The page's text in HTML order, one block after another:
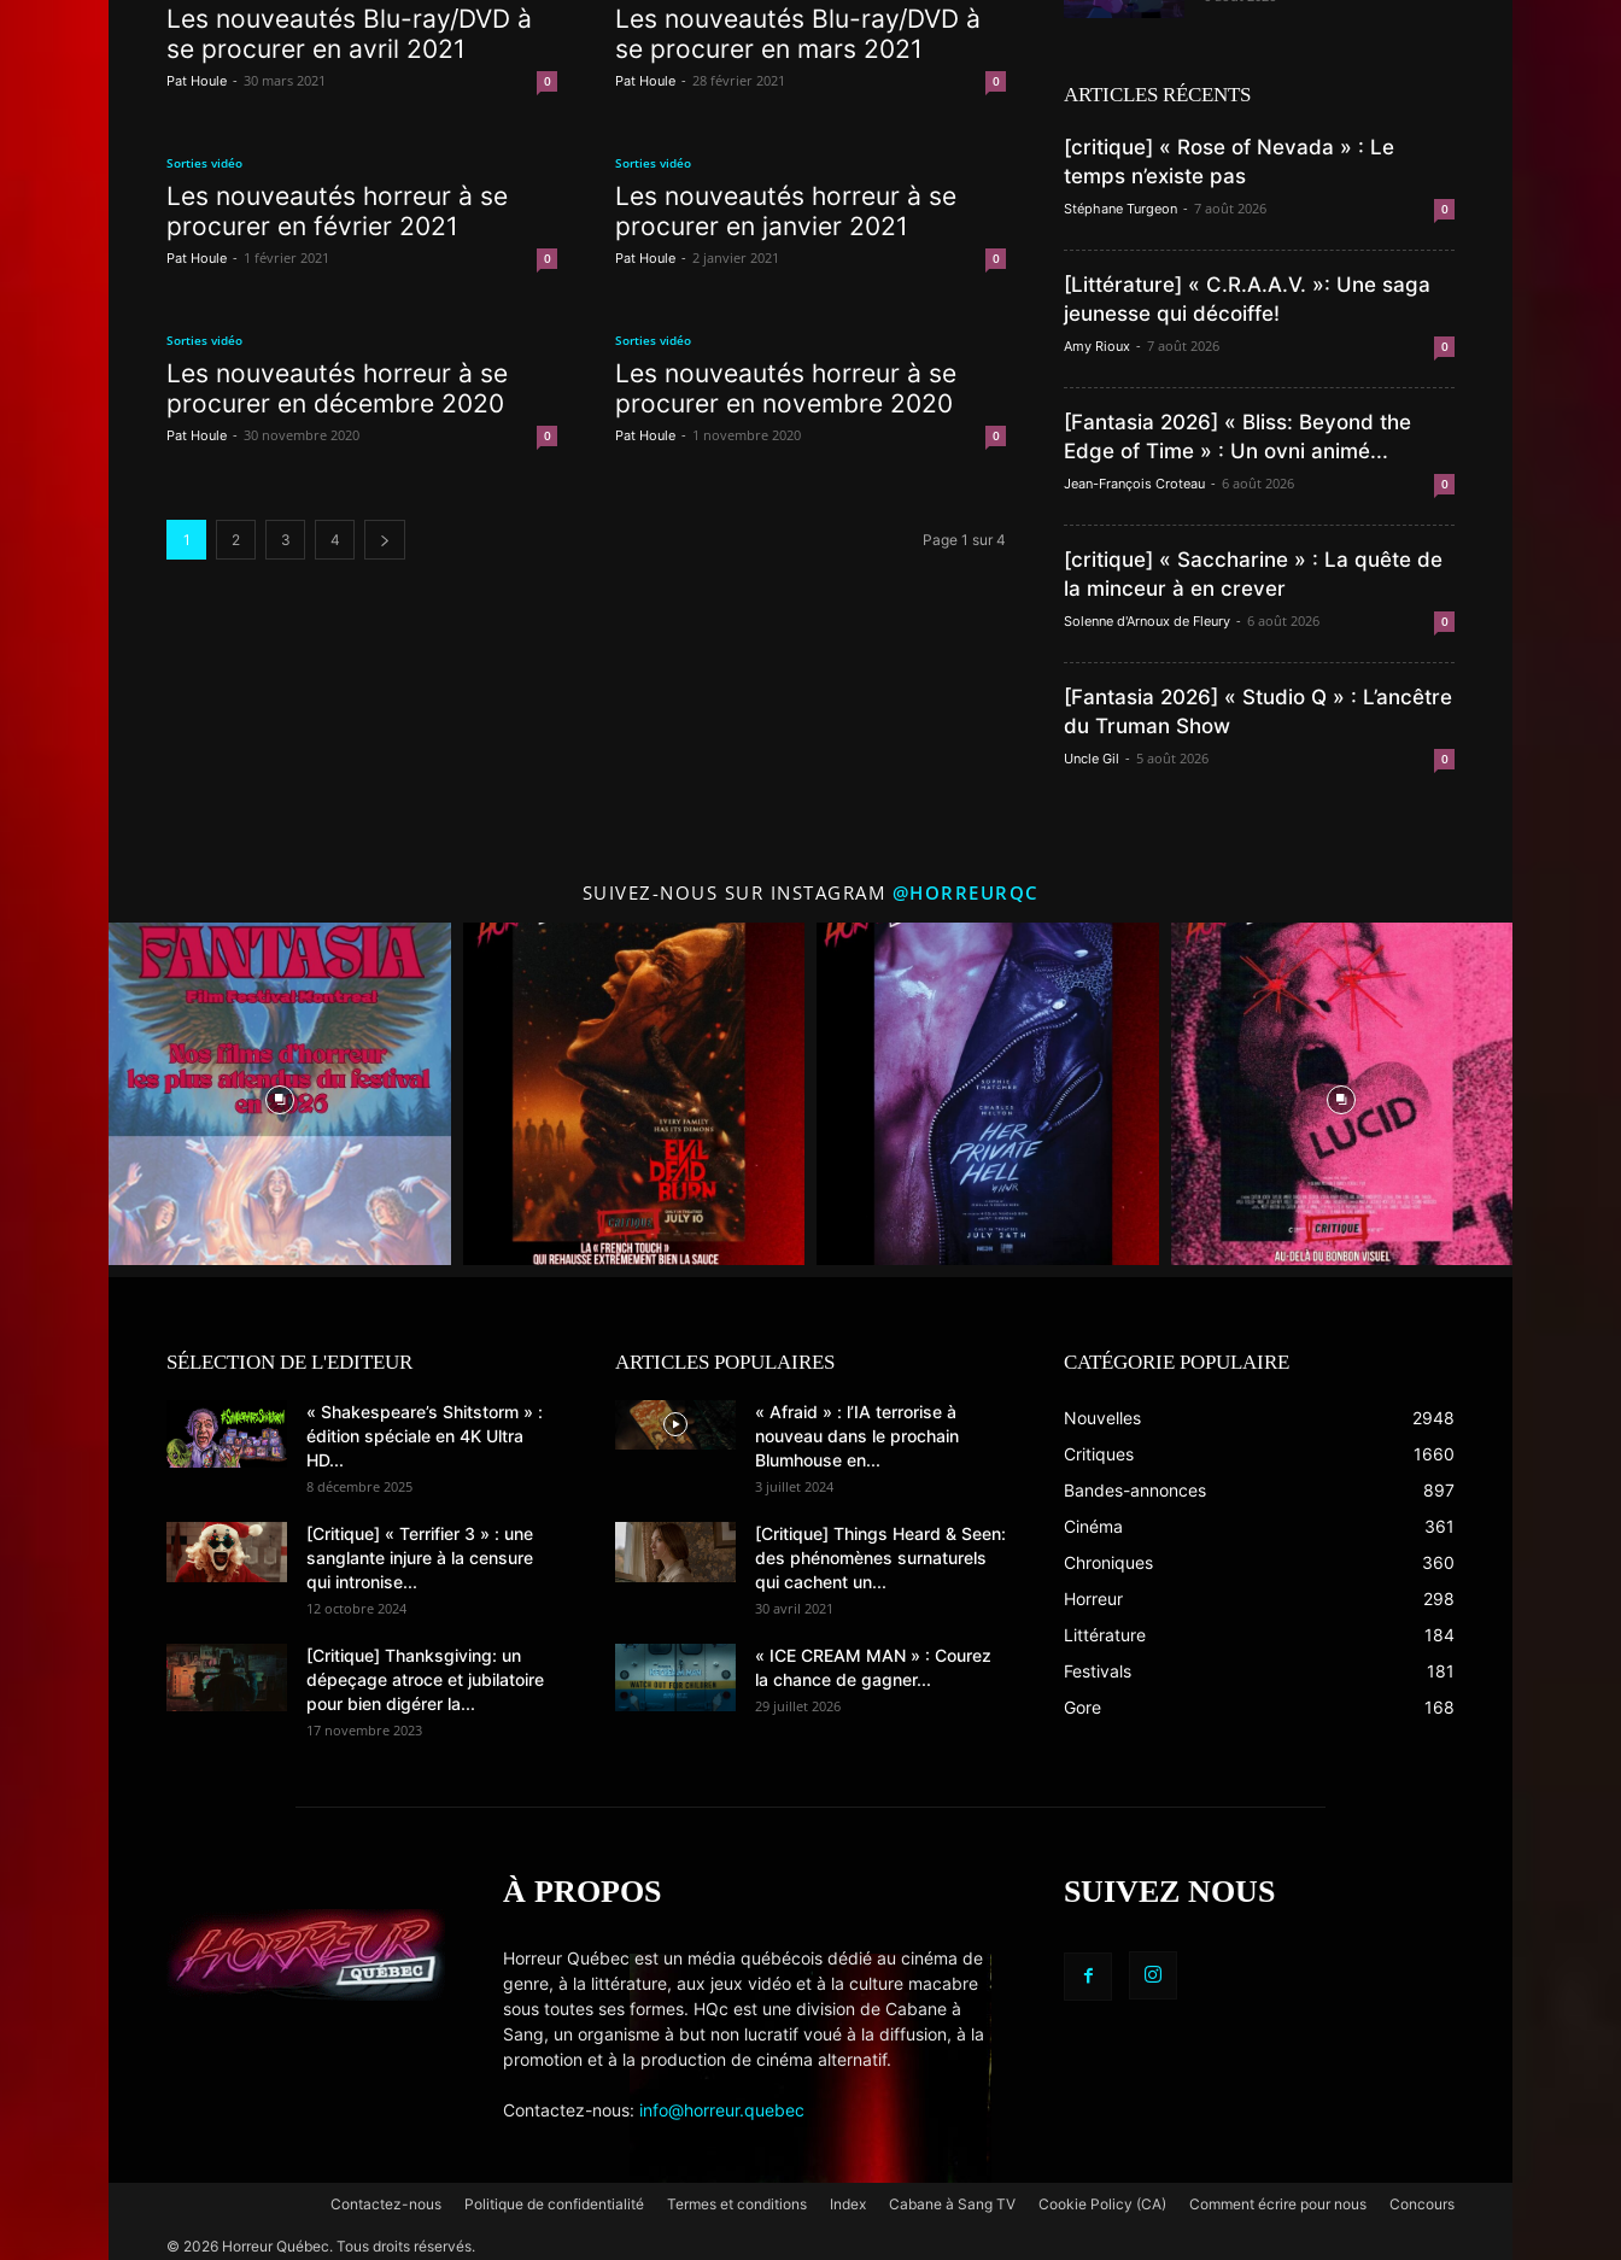
Les nouveautés Blu-ray/DVD à
se procurer en avril 2021
Pat Houle - 30 mars 2021 0
Les nouveautés Blu-ray/DVD à
se procurer en mars 2021
Pat Houle - 28 février 2021 0
Sorties vidéo
Les nouveautés horreur à se
procurer en février 2021
Pat Houle - 1 février 2021 0
Sorties vidéo
Les nouveautés horreur à se
procurer en janvier 2021
Pat Houle - 2 janvier 2021 0
Sorties vidéo
Les nouveautés horreur à se
procurer en décembre 2020
Pat Houle - 30 novembre 2020 0
Sorties vidéo
Les nouveautés horreur à se
procurer en novembre 2020
Pat Houle - 1 novembre 2020 0
1 2 3 4 Page 1 sur 4
ARTICLES RÉCENTS
[critique] « Rose of Nevada » : Le
temps n’existe pas
Stéphane Turgeon - 7 août 2026 0
[Littérature] « C.R.A.A.V. »: Une saga
jeunesse qui décoiffe!
Amy Rioux - 7 août 2026 0
[Fantasia 2026] « Bliss: Beyond the
Edge of Time » : Un ovni animé...
Jean-François Croteau - 6 août 2026 0
[critique] « Saccharine » : La quête de
la minceur à en crever
Solenne d'Arnoux de Fleury - 6 août 2026 0
[Fantasia 2026] « Studio Q » : L’ancêtre
du Truman Show
Uncle Gil - 5 août 2026 0
SUIVEZ-NOUS SUR INSTAGRAM @HORREURQC
SÉLECTION DE L'EDITEUR
« Shakespeare’s Shitstorm » :
édition spéciale en 4K Ultra
HD...
8 décembre 2025
[Critique] « Terrifier 3 » : une
sanglante injure à la censure
qui intronise...
12 octobre 2024
[Critique] Thanksgiving: un
dépeçage atroce et jubilatoire
pour bien digérer la...
17 novembre 2023
ARTICLES POPULAIRES
« Afraid » : l’IA terrorise à
nouveau dans le prochain
Blumhouse en...
3 juillet 2024
[Critique] Things Heard & Seen:
des phénomènes surnaturels
qui cachent un...
30 avril 2021
« ICE CREAM MAN » : Courez
la chance de gagner...
29 juillet 2026
CATÉGORIE POPULAIRE
Nouvelles
2948
Critiques
1660
Bandes-annonces
897
Cinéma
361
Chroniques
360
Horreur
298
Littérature
184
Festivals
181
Gore
168
À PROPOS
Horreur Québec est un média québécois dédié au cinéma de
genre, à la littérature, aux jeux vidéo et à la culture macabre
sous toutes ses formes. HQc est une division de Cabane à
Sang, un organisme à but non lucratif voué à la diffusion, à la
promotion et à la production de cinéma alternatif.
Contactez-nous: info@horreur.quebec
SUIVEZ NOUS
Contactez-nous Politique de confidentialité Termes et conditions Index Cabane à Sang TV Cookie Policy (CA) Comment écrire pour nous Concours
© 2026 Horreur Québec. Tous droits réservés.